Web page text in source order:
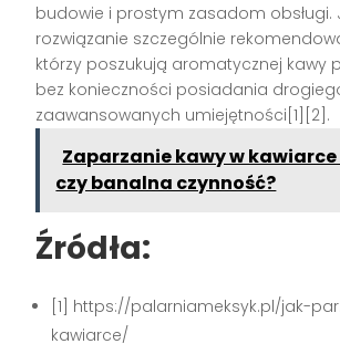
budowie i prostym zasadom obsługi.
rozwiązanie szczególnie
którzy poszukują aromatycznej kawy
bez konieczności posiadania
zaawansowanych umiejętności[1][2].
Zaparzanie kawy w
czy banalna czynność?
Źródła:
[1] https://palarniameksyk.pl/jak-
kawiarce/